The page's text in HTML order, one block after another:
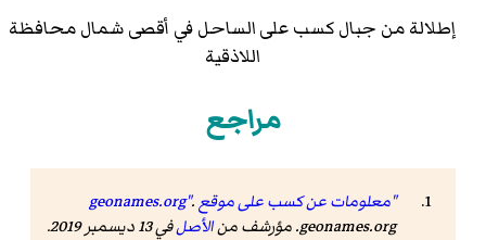
إطلالة من جبال كسب على الساحل في أقصى شمال محافظة
اللاذقية
مراجع
"معلومات عن كسب على موقع geonames.org".
geonames.org. مؤرشف من
الأصلفي 13 ديسمبر 2019.